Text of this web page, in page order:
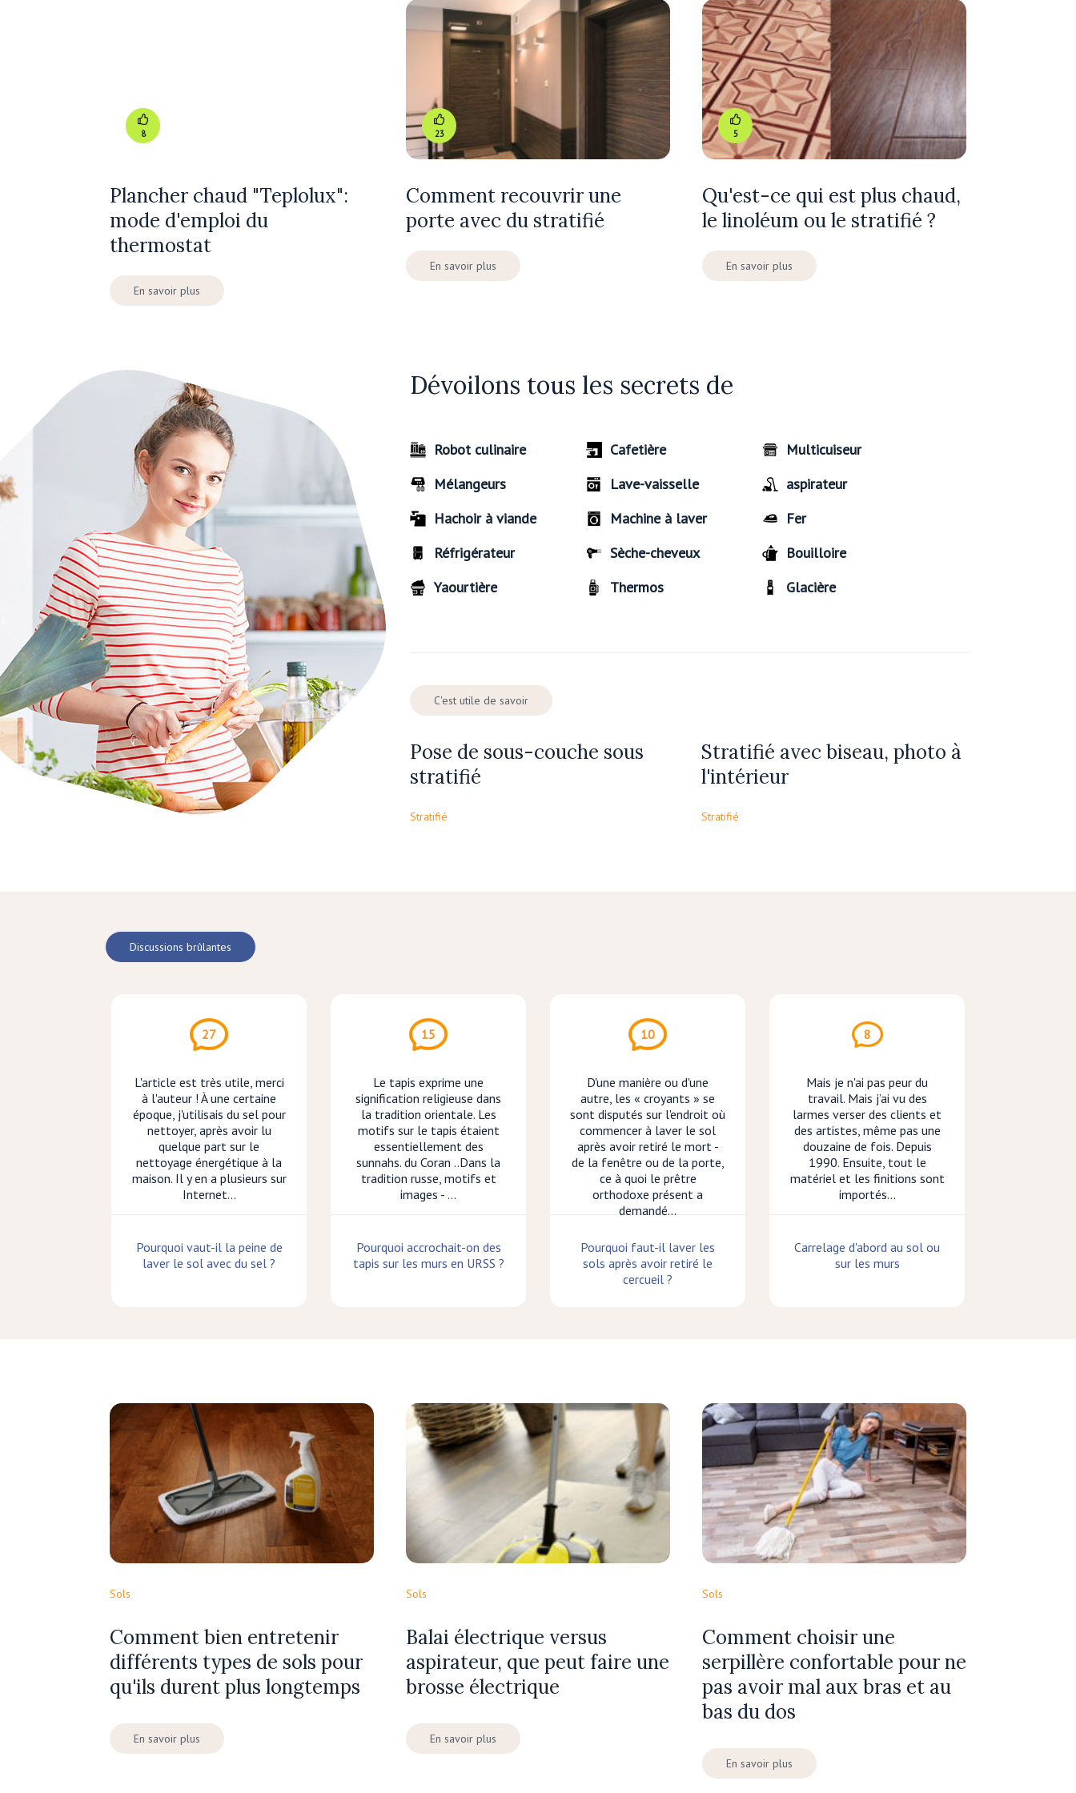
8
Plancher chaud "Teplolux":
mode d'emploi du
thermostat
En savoir plus
23
Comment recouvrir une
porte avec du stratifié
En savoir plus
5
Qu'est-ce qui est plus chaud,
le linoléum ou le stratifié ?
En savoir plus
Dévoilons tous les secrets de
Robot culinaire Cafetière
Multicuiseur
Mélangeurs
Lave-vaisselle
aspirateur
Hachoir à viande
Machine à laver
Fer
Réfrigérateur
Sèche-cheveux
Bouilloire
Yaourtière
Thermos Glacière
C'est utile de savoir
Pose de sous-couche sous
stratifié
Stratifié
Stratifié avec biseau, photo à
l'intérieur
Stratifié
Discussions brûlantes
27
L'article est très utile, merci
à l'auteur ! À une certaine
époque, j'utilisais du sel pour
nettoyer, après avoir lu
quelque part sur le
nettoyage énergétique à la
maison. Il y en a plusieurs sur
Internet...
Pourquoi vaut-il la peine de
laver le sol avec du sel ?
15
Le tapis exprime une
signification religieuse dans
la tradition orientale. Les
motifs sur le tapis étaient
essentiellement des
sunnahs. du Coran ..Dans la
tradition russe, motifs et
images - ...
Pourquoi accrochait-on des
tapis sur les murs en URSS ?
10
D'une manière ou d'une
autre, les « croyants » se
sont disputés sur l'endroit où
commencer à laver le sol
après avoir retiré le mort -
de la fenêtre ou de la porte,
ce à quoi le prêtre
orthodoxe présent a
demandé...
Pourquoi faut-il laver les
sols après avoir retiré le
cercueil ?
8
Mais je n'ai pas peur du
travail. Mais j’ai vu des
larmes verser des clients et
des artistes, même pas une
douzaine de fois. Depuis
1990. Ensuite, tout le
matériel et les finitions sont
importés...
Carrelage d'abord au sol ou
sur les murs
Sols
Comment bien entretenir
différents types de sols pour
qu'ils durent plus longtemps
En savoir plus
Sols
Balai électrique versus
aspirateur, que peut faire une
brosse électrique
En savoir plus
Sols
Comment choisir une
serpillère confortable pour ne
pas avoir mal aux bras et au
bas du dos
En savoir plus